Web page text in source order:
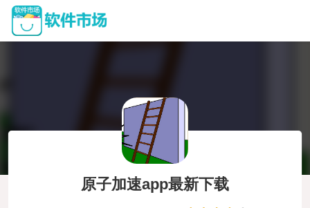
原子加速app最新下载